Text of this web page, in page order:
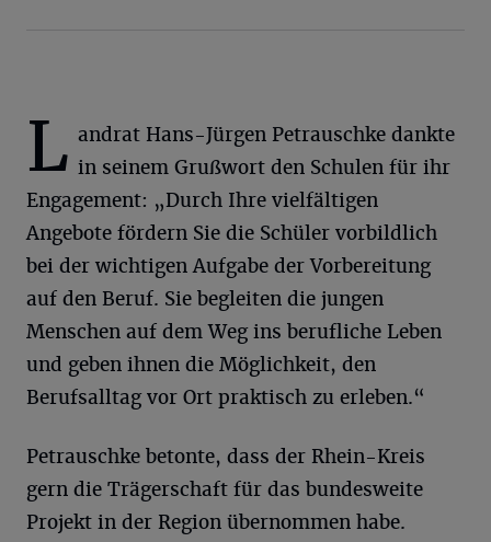
L andrat Hans-Jürgen Petrauschke dankte
in seinem Grußwort den Schulen für ihr
Engagement: „Durch Ihre vielfältigen
Angebote fördern Sie die Schüler vorbildlich
bei der wichtigen Aufgabe der Vorbereitung
auf den Beruf. Sie begleiten die jungen
Menschen auf dem Weg ins berufliche Leben
und geben ihnen die Möglichkeit, den
Berufsalltag vor Ort praktisch zu erleben.“
Petrauschke betonte, dass der Rhein-Kreis
gern die Trägerschaft für das bundesweite
Projekt in der Region übernommen habe.